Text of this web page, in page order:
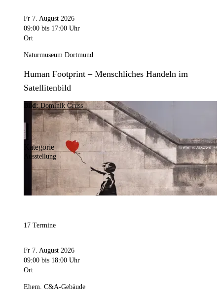
Fr 7. August 2026
09:00 bis 17:00 Uhr
Ort
Naturmuseum Dortmund
Human Footprint – Menschliches Handeln im
Satellitenbild
Bild:Dominik Gruss
Kategorie
Ausstellung
17 Termine
Fr 7. August 2026
09:00 bis 18:00 Uhr
Ort
Ehem. C&A-Gebäude